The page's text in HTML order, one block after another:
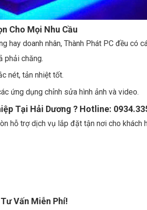
Cho Mọi Nhu Cầu
hay doanh nhân, Thành Phát PC đều có
phải chăng.
nét, tản nhiệt tốt.
ứng dụng chỉnh sửa hình ảnh và video.
Tại Hải Dương ? Hotline:
hỗ trợ dịch vụ lắp đặt tận nơi cho khách
Vấn Miễn Phí!